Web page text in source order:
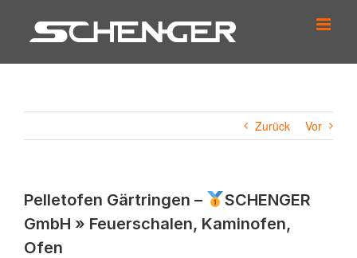
springen
Zurück Vor
Pelletofen Gärtringen –
SCHENGER
GmbH » Feuerschalen, Kaminofen,
Ofen